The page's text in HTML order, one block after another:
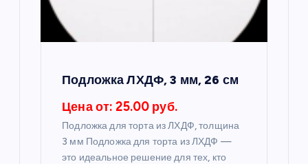
Подложка ЛХДФ, 3 мм, 26 см
Цена от: 25.00 руб.
Подложка для торта из ЛХДФ, толщина
3 мм Подложка для торта из ЛХДФ —
это идеальное решение для тех, кто